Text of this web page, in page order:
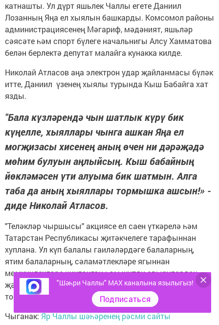
катнашты. Ул дүрт яшьлек Чаллы егете Даниил
Лозанның Яңа ел хыялын башкарды. Комсомол районы
администрациясенең Мәгариф, мәдәният, яшьләр
сәясәте һәм спорт бүлеге начальнигы Алсу Хамматова
белән берлектә депутат малайга кунакка килде.
Николай Атласов аңа электрон удар җайланмасы бүләк
итте, Даниил үзенең хыялы турында Кыш Бабайга хат
язды.
"Бала күзләрендә чын шатлык күрү бик
күңелле, хыяллары чынга ашкан Яңа ел
могҗизасы хисенең аның өчен ни дәрәҗәдә
мөһим булуын аңлыйсың. Кыш бабайның
йөкләмәсен үти алуыма бик шатмын. Алга
таба да аның хыяллары тормышка ашсын!» -
диде Николай Атласов.
"Теләкләр чыршысы" акциясе ел саен үткәрелә һәм
Татарстан Республикасы җитәкчелеге тарафыннан
хуплана. Ул күп балалы гаиләләрдәге балаларның,
ятим балаларның, сәламәтлекләре ягыннан
мөмкинлекләре чикләнгән һәм җитди авырулардан
җәфа чигүче кешеләрнең иң яшерен хыялларын
тормышка ашырырга ярдәм итә.
Чыганак:Яр Чаллы шәһәренең рәсми сайты
"Шәһри Чаллы" MAX каналына язылыгыз!
Подписаться